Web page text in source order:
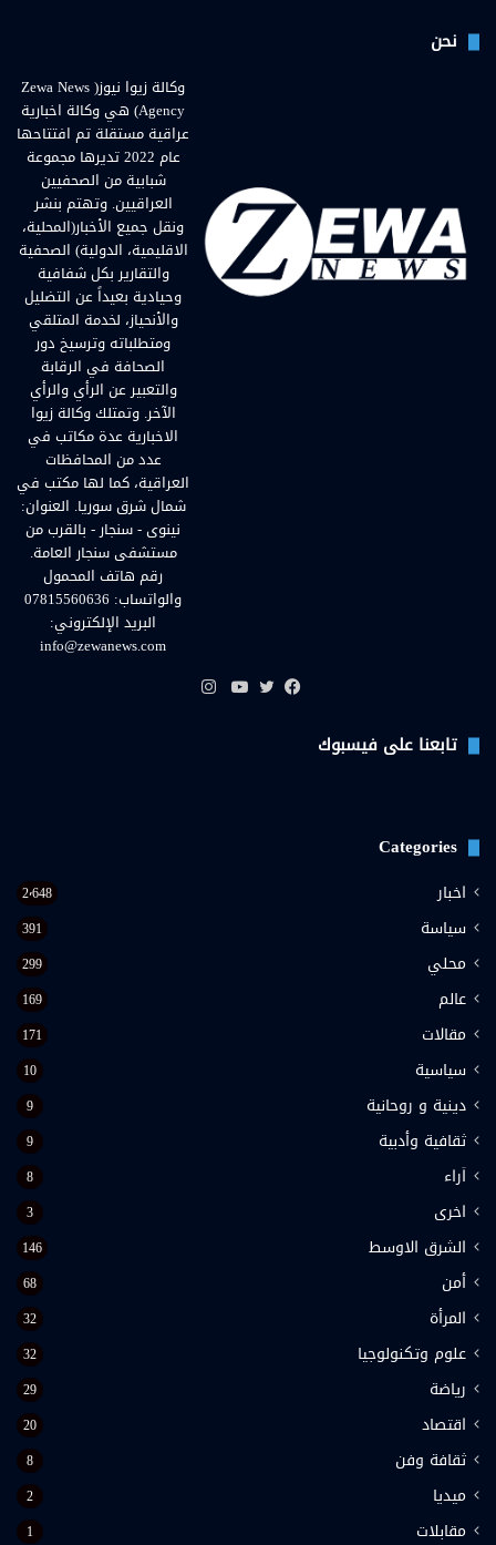
نحن
وكالة زيوا نيوز( Zewa News
Agency) هي وكالة اخبارية
عراقية مستقلة تم افتتاحها
عام 2022 تديرها مجموعة
شبابية من الصحفيين
العراقيين. وتهتم بنشر
ونقل جميع الأخبار(المحلية،
الاقليمية، الدولية) الصحفية
والتقارير بكل شفافية
وحيادية بعيداً عن التضليل
والأنحياز، لخدمة المتلقي
ومتطلباته وترسيخ دور
الصحافة في الرقابة
والتعبير عن الرأي والرأي
الآخر. وتمتلك وكالة زيوا
الاخبارية عدة مكاتب في
عدد من المحافظات
العراقية، كما لها مكتب في
شمال شرق سوريا. العنوان:
نينوى - سنجار - بالقرب من
مستشفى سنجار العامة.
رقم هاتف المحمول
والواتساب: 07815560636
البريد الإلكتروني:
info@zewanews.com
تابعنا على فيسبوك
Categories
اخبار 2٬648
سياسة 391
محلي 299
عالم 169
مقالات 171
سياسية 10
دينية و روحانية 9
ثقافية وأدبية 9
اَراء 8
اخرى 3
الشرق الاوسط 146
أمن 68
المرأة 32
علوم وتكنولوجيا 32
رياضة 29
اقتصاد 20
ثقافة وفن 8
ميديا 2
مقابلات 1